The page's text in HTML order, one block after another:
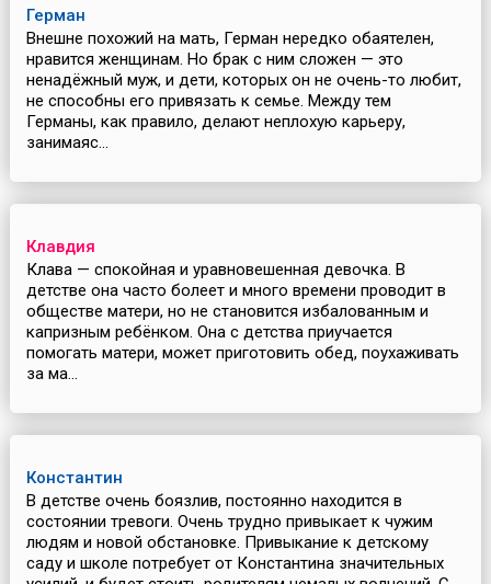
Герман
Внешне похожий на мать, Герман нередко обаятелен,
нравится женщинам. Но брак с ним сложен — это
ненадёжный муж, и дети, которых он не очень-то любит,
не способны его привязать к семье. Между тем
Германы, как правило, делают неплохую карьеру,
занимаяс...
Клавдия
Клава — спокойная и уравновешенная девочка. В
детстве она часто болеет и много времени проводит в
обществе матери, но не становится избалованным и
капризным ребёнком. Она с детства приучается
помогать матери, может приготовить обед, поухаживать
за ма...
Константин
В детстве очень боязлив, постоянно находится в
состоянии тревоги. Очень трудно привыкает к чужим
людям и новой обстановке. Привыкание к детскому
саду и школе потребует от Константина значительных